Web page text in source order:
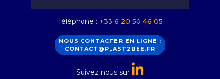
Téléphone : +33 6 20 50 46 05
NOUS CONTACTER EN LIGNE :
CONTACT@PLAST2BEE.FR
Suivez nous sur